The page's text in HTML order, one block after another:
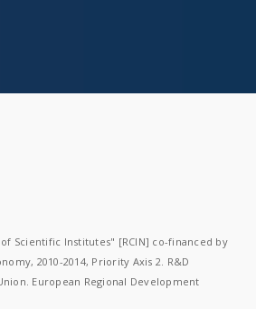
Scientific Institutes" [RCIN] co-financed by
2010-2014, Priority Axis 2. R&D
European Regional Development